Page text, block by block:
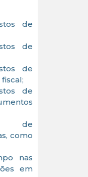
de
de
de
de
de
como
nas
em